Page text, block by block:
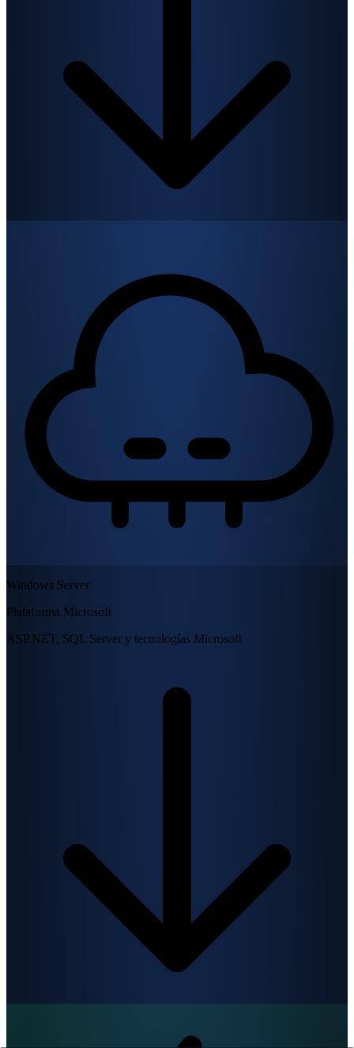
Windows Server
Plataforma Microsoft
ASP.NET, SQL Server y tecnologías Microsoft